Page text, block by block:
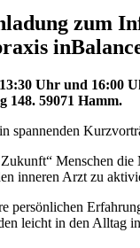
zum
Uhr und 16:00
148. 59071 Hamm.
spannenden
Menschen
inneren Arzt zu
persönlichen
leicht in den Alltag